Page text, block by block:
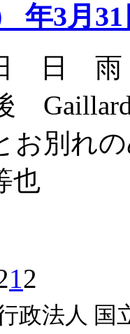
年3月
日 雨
お別
12
政法人 国